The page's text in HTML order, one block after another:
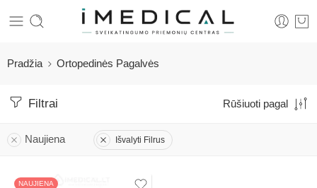
Pradžia Ortopedinės Pagalvės
Filtrai Rūšiuoti pagal
Naujiena Išvalyti Filrus
NAUJIENA